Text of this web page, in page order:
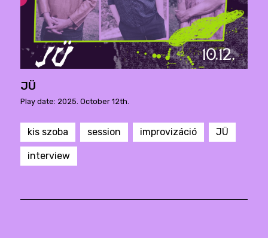
JÜ
Play date: 2025. October 12th.
kis szoba session improvizáció JÜ
interview